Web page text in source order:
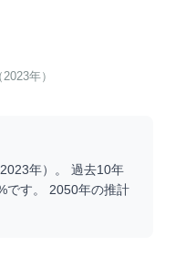
年）
2023年）。 過去10年
です。 2050年の推計